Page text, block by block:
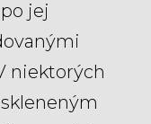
jej
niektorých